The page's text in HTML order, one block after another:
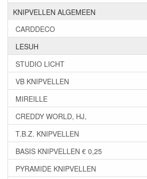
KNIPVELLEN ALGEMEEN
CARDDECO
LESUH
STUDIO LICHT
VB KNIPVELLEN
MIREILLE
CREDDY WORLD, HJ,
T.B.Z. KNIPVELLEN
BASIS KNIPVELLEN € 0,25
PYRAMIDE KNIPVELLEN